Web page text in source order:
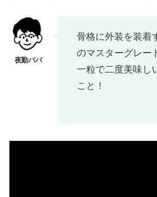
骨格に外装を装着
のマスターグレー
一粒で二度美味し
こと！